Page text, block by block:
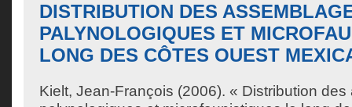
DISTRIBUTION DES
PALYNOLOGIQUES ET
LONG DES CÔTES OUEST
Kielt, Jean-François (2006). « Distribution